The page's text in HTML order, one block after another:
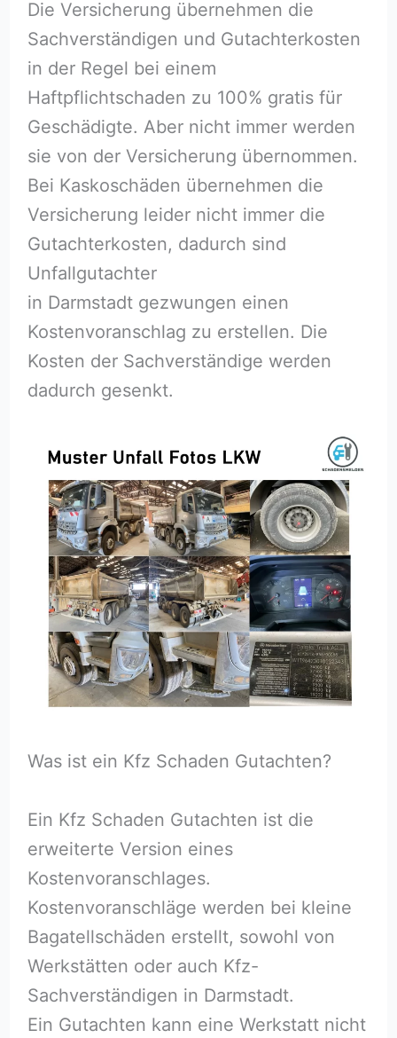
Die Versicherung übernehmen die
Sachverständigen und Gutachterkosten
in der Regel bei einem
Haftpflichtschaden zu 100% gratis für
Geschädigte. Aber nicht immer werden
sie von der Versicherung übernommen.
Bei Kaskoschäden übernehmen die
Versicherung leider nicht immer die
Gutachterkosten, dadurch sind
Unfallgutachter
in Darmstadt gezwungen einen
Kostenvoranschlag zu erstellen. Die
Kosten der Sachverständige werden
dadurch gesenkt.
Was ist ein Kfz Schaden Gutachten?
Ein Kfz Schaden Gutachten ist die
erweiterte Version eines
Kostenvoranschlages.
Kostenvoranschläge werden bei kleine
Bagatellschäden erstellt, sowohl von
Werkstätten oder auch Kfz-
Sachverständigen in Darmstadt.
Ein Gutachten kann eine Werkstatt nicht